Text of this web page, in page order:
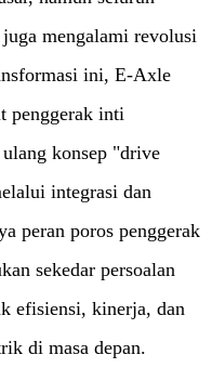
mengalami revolusi
ini, E-Axle
penggerak inti
konsep "drive
integrasi dan
peran poros penggerak
sekedar persoalan
efisiensi, kinerja, dan
di masa depan.